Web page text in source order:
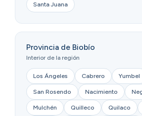
Santa Juana
Provincia de Biobío
Interior de la región
Los Ángeles Cabrero Yumbel
San Rosendo Nacimiento
Mulchén Quilleco Quilaco